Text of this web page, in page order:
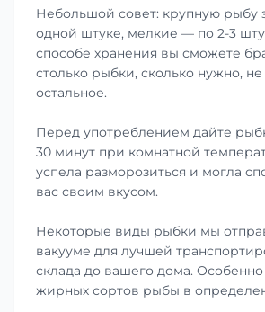
Небольшой совет: крупную рыбу
одной штуке, мелкие — по 2-3
способе хранения вы сможете
столько рыбки, сколько нужно,
остальное.
Перед употреблением дайте
30 минут при комнатной
успела разморозиться и могла
вас своим вкусом.
Некоторые виды рыбки мы
вакууме для лучшей
склада до вашего дома. Особенно
жирных сортов рыбы в